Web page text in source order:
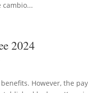
cambio...
2024
However, the